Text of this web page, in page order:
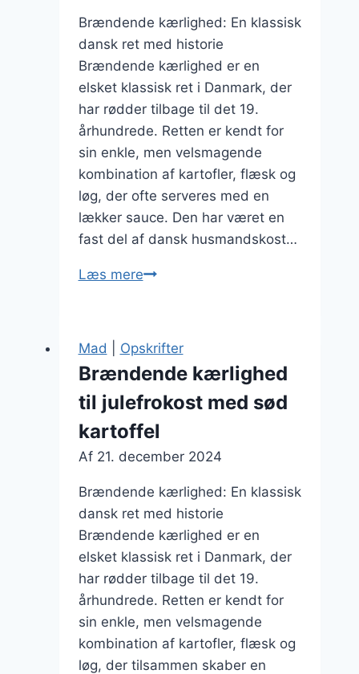
Brændende kærlighed: En klassisk
dansk ret med historie
Brændende kærlighed er en
elsket klassisk ret i Danmark, der
har rødder tilbage til det 19.
århundrede. Retten er kendt for
sin enkle, men velsmagende
kombination af kartofler, flæsk og
løg, der ofte serveres med en
lækker sauce. Den har været en
fast del af dansk husmandskost…
Læs mereBrændende
æblemos
dild
Mad Opskrifter
Brændende kærlighed
til julefrokost med sød
kartoffel
Af 21. december 2024
Brændende kærlighed: En klassisk
dansk ret med historie
Brændende kærlighed er en
elsket klassisk ret i Danmark, der
har rødder tilbage til det 19.
århundrede. Retten er kendt for
sin enkle, men velsmagende
kombination af kartofler, flæsk og
løg, der tilsammen skaber en